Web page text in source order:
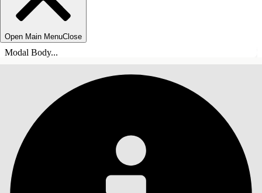
Open Main MenuClose
Modal Body...
SISÄLLYSLUETTELO